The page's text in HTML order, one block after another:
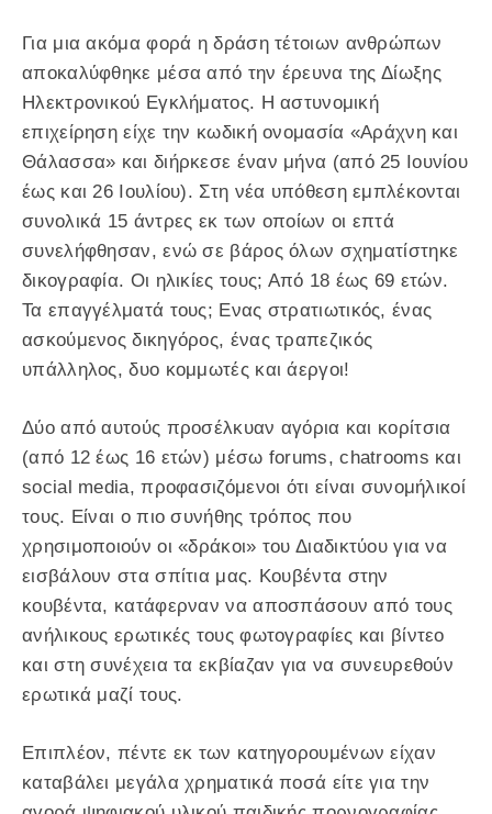
Για μια ακόμα φορά η δράση τέτοιων ανθρώπων
αποκαλύφθηκε μέσα από την έρευνα της Δίωξης
Ηλεκτρονικού Εγκλήματος. Η αστυνομική
επιχείρηση είχε την κωδική ονομασία «Αράχνη και
Θάλασσα» και διήρκεσε έναν μήνα (από 25 Ιουνίου
έως και 26 Ιουλίου). Στη νέα υπόθεση εμπλέκονται
συνολικά 15 άντρες εκ των οποίων οι επτά
συνελήφθησαν, ενώ σε βάρος όλων σχηματίστηκε
δικογραφία. Οι ηλικίες τους; Από 18 έως 69 ετών.
Τα επαγγέλματά τους; Ενας στρατιωτικός, ένας
ασκούμενος δικηγόρος, ένας τραπεζικός
υπάλληλος, δυο κομμωτές και άεργοι!
Δύο από αυτούς προσέλκυαν αγόρια και κορίτσια
(από 12 έως 16 ετών) μέσω forums, chatrooms και
social media, προφασιζόμενοι ότι είναι συνομήλικοί
τους. Είναι ο πιο συνήθης τρόπος που
χρησιμοποιούν οι «δράκοι» του Διαδικτύου για να
εισβάλουν στα σπίτια μας. Κουβέντα στην
κουβέντα, κατάφερναν να αποσπάσουν από τους
ανήλικους ερωτικές τους φωτογραφίες και βίντεο
και στη συνέχεια τα εκβίαζαν για να συνευρεθούν
ερωτικά μαζί τους.
Επιπλέον, πέντε εκ των κατηγορουμένων είχαν
καταβάλει μεγάλα χρηματικά ποσά είτε για την